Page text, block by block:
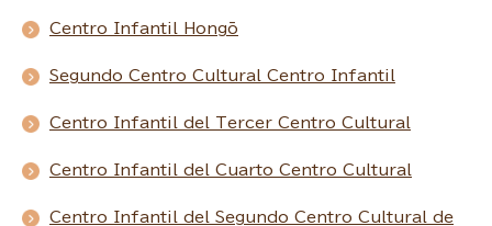
Centro Infantil Hongō
Segundo Centro Cultural Centro Infantil
Centro Infantil del Tercer Centro Cultural
Centro Infantil del Cuarto Centro Cultural
Centro Infantil del Segundo Centro Cultural de